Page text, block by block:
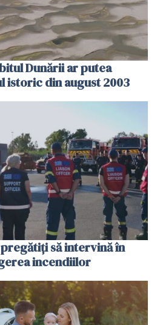
Dunării ar putea
istoric din august 2003
să intervină în
incendiilor